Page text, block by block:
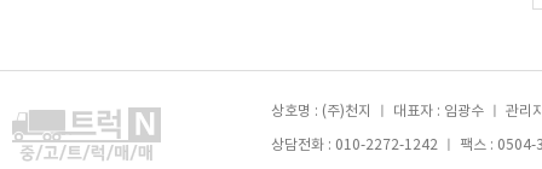
상호명 : (주)천지 ㅣ 대표자 : 임광수 ㅣ 관
상담전화 : 010-2272-1242 ㅣ 팩스 :